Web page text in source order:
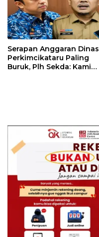
Serapan Anggaran Dinas
Perkimcikataru Paling
Buruk, Plh Sekda: Kami